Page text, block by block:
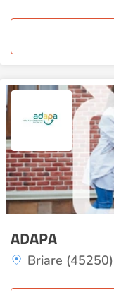
ADAPA
Briare (45250)